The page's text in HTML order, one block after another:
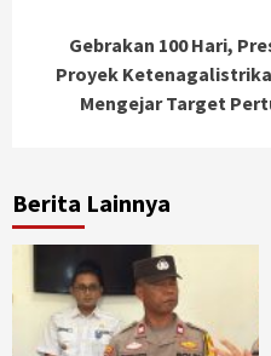
Gebrakan 100 Hari,
Proyek
Mengejar Target
Berita Lainnya